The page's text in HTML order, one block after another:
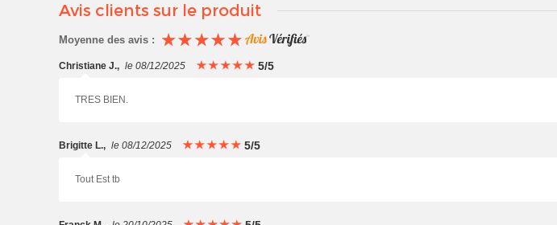
Avis clients sur le produit
Moyenne des avis :
Christiane J., le 08/12/2025 5/5
TRES BIEN.
Brigitte L., le 08/12/2025 5/5
Tout Est tb